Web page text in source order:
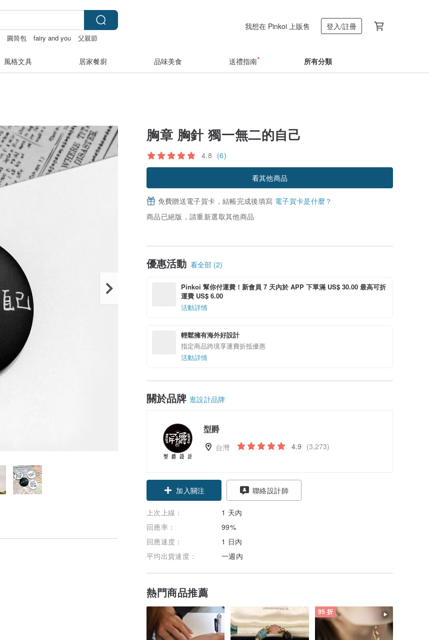
圓筒包 fairy and you 父親節
我想在 Pinkoi 上販售 登入/註冊
風格文具 居家餐廚 品味美食 送禮指南 所有分類
胸章 胸針 獨一無二的自己
4.8 (6)
看其他商品
免費贈送電子賀卡，結帳完成後填寫 電子賀卡是什麼？
商品已絕版，請重新選取其他商品
優惠活動 看全部 (2)
Pinkoi 幫你付運費！新會員 7 天內於 APP 下單滿 US$ 30.00 最高可折
運費 US$ 6.00
活動詳情
輕鬆擁有海外好設計
指定商品跨境享運費折抵優惠
活動詳情
關於品牌 逛設計品牌
型爵
台灣 4.9 (3,273)
加入關注 聯絡設計師
上次上線：
1 天內
回應率：
99%
回應速度：
1 日內
平均出貨速度：
一週內
熱門商品推薦
95 折